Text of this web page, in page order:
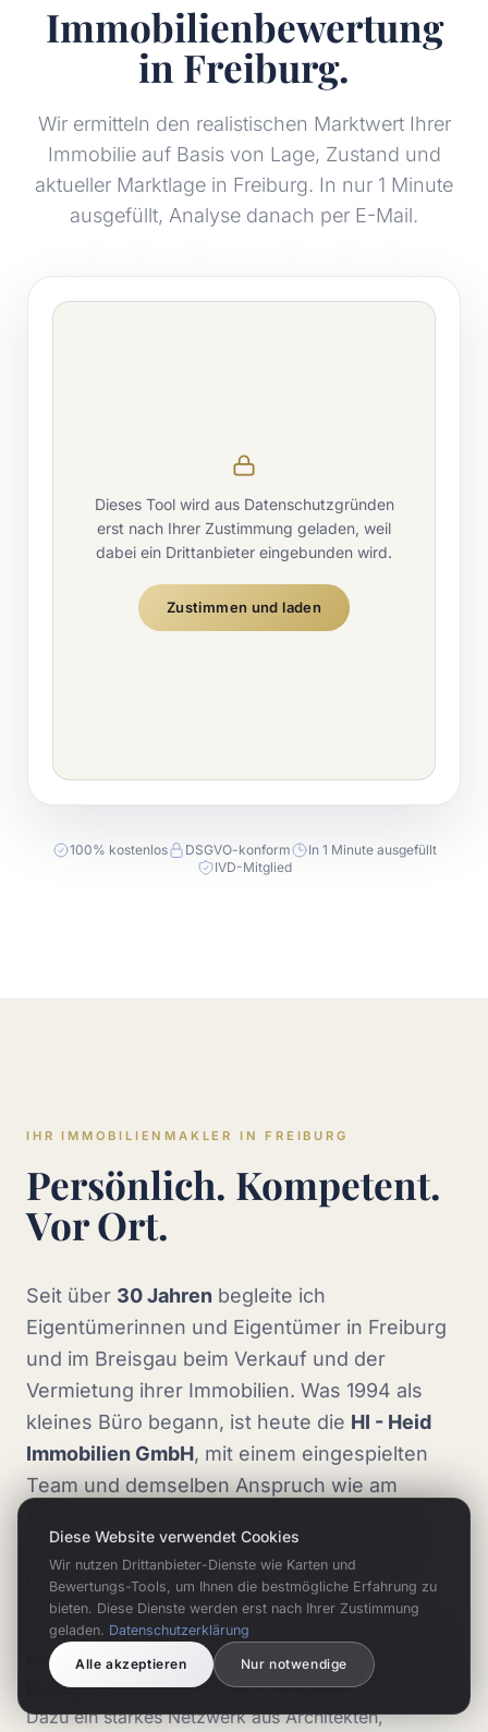
Immobilienbewertung
in Freiburg.
Wir ermitteln den realistischen Marktwert Ihrer
Immobilie auf Basis von Lage, Zustand und
aktueller Marktlage in Freiburg. In nur 1 Minute
ausgefüllt, Analyse danach per E-Mail.
Dieses Tool wird aus Datenschutzgründen
erst nach Ihrer Zustimmung geladen, weil
dabei ein Drittanbieter eingebunden wird.
Zustimmen und laden
100% kostenlos DSGVO-konform
In 1 Minute ausgefüllt
IVD-Mitglied
IHR IMMOBILIENMAKLER IN FREIBURG
Persönlich. Kompetent.
Vor Ort.
Seit über 30 Jahren begleite ich
Eigentümerinnen und Eigentümer in Freiburg
und im Breisgau beim Verkauf und der
Vermietung ihrer Immobilien. Was 1994 als
kleines Büro begann, ist heute die HI - Heid
Immobilien GmbH, mit einem eingespielten
Team und demselben Anspruch wie am
Marktkenntnis und echte Leidenschaft für
unsere Region.
Bei jeder Immobilie setzen wir auf
Fotografie, Drohnenaufnahmen und 360°-
Rundgängesowie Exposés, die Käufer begeistern.
Dazu ein starkes Netzwerk aus Architekten,
Diese Website verwendet Cookies
Wir nutzen Drittanbieter-Dienste wie Karten und
Bewertungs-Tools, um Ihnen die bestmögliche Erfahrung zu
bieten. Diese Dienste werden erst nach Ihrer Zustimmung
geladen. Datenschutzerklärung
Alle akzeptieren Nur notwendige